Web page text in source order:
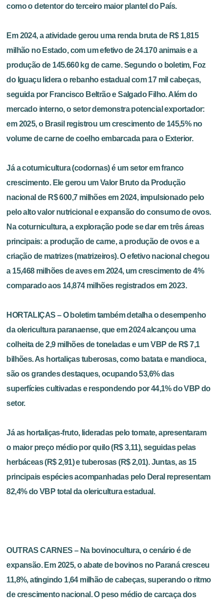
como o detentor do terceiro maior plantel do País.
Em 2024, a atividade gerou uma renda bruta de R$ 1,815
milhão no Estado, com um efetivo de 24.170 animais e a
produção de 145.660 kg de carne. Segundo o boletim, Foz
do Iguaçu lidera o rebanho estadual com 17 mil cabeças,
seguida por Francisco Beltrão e Salgado Filho. Além do
mercado interno, o setor demonstra potencial exportador:
em 2025, o Brasil registrou um crescimento de 145,5% no
volume de carne de coelho embarcada para o Exterior.
Já a coturnicultura (codornas) é um setor em franco
crescimento. Ele gerou um Valor Bruto da Produção
nacional de R$ 600,7 milhões em 2024, impulsionado pelo
pelo alto valor nutricional e expansão do consumo de ovos.
Na coturnicultura, a exploração pode se dar em três áreas
principais: a produção de carne, a produção de ovos e a
criação de matrizes (matrizeiros). O efetivo nacional chegou
a 15,468 milhões de aves em 2024, um crescimento de 4%
comparado aos 14,874 milhões registrados em 2023.
HORTALIÇAS – O boletim também detalha o desempenho
da olericultura paranaense, que em 2024 alcançou uma
colheita de 2,9 milhões de toneladas e um VBP de R$ 7,1
bilhões. As hortaliças tuberosas, como batata e mandioca,
são os grandes destaques, ocupando 53,6% das
superfícies cultivadas e respondendo por 44,1% do VBP do
setor.
Já as hortaliças-fruto, lideradas pelo tomate, apresentaram
o maior preço médio por quilo (R$ 3,11), seguidas pelas
herbáceas (R$ 2,91) e tuberosas (R$ 2,01). Juntas, as 15
principais espécies acompanhadas pelo Deral representam
82,4% do VBP total da olericultura estadual.
OUTRAS CARNES – Na bovinocultura, o cenário é de
expansão. Em 2025, o abate de bovinos no Paraná cresceu
11,8%, atingindo 1,64 milhão de cabeças, superando o ritmo
de crescimento nacional. O peso médio de carcaça dos